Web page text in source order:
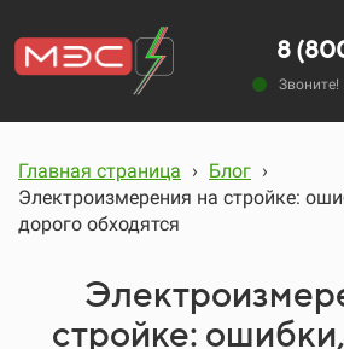
8
Главная страница › Блог ›
Электроизмерения на стройке:
дорого обходятся
стройке: